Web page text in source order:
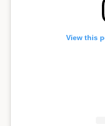
View this